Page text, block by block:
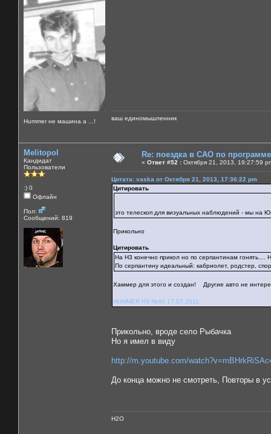
Нummer не машина а ...! ваш единомышленник
Melitopol
Кандидат
Пользователи
:) 0
Офлайн
Пол:
Сообщений: 819
Re: поездка в САО по
« Ответ #52 : Октября 21, 2013, 19:27:59
Цитата: vaska от Октября 21, 2013, 17:36:22 pm
Цитировать
это телескоп для визуальных наблюдений - мы на
Прикольно
Цитировать
На H3 конечно прикол но по серпантинам
По серпантину идеальный: кабриолет, родстер,
Хаммер для этого и создан! Другие авто не
HUMMER H3 №40 17.07.2011.
Прикольно, вроде село Рыбачка
Но я имел в виду
http://m.youtube.com/
До конца можно не смотреть, Повторы в
H2O